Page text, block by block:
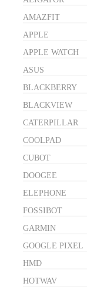
AMAZFIT
APPLE
APPLE WATCH
ASUS
BLACKBERRY
BLACKVIEW
CATERPILLAR
COOLPAD
CUBOT
DOOGEE
ELEPHONE
FOSSIBOT
GARMIN
GOOGLE PIXEL
HMD
HOTWAV